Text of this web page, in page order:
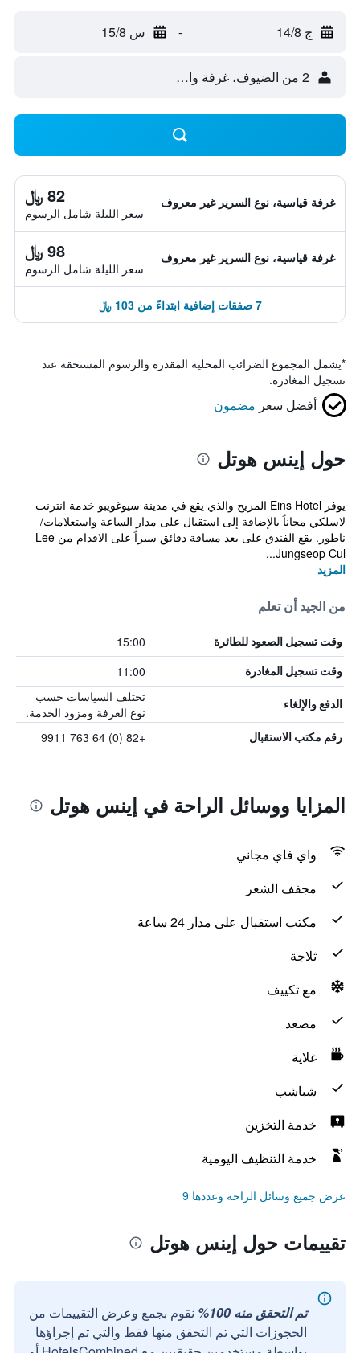
ج 14/8 - س 15/8
2 من الضيوف، غرفة واحدة
غرفة قياسية، نوع السرير غير معروف 82 ﷼
سعر الليلة شامل الرسوم
غرفة قياسية، نوع السرير غير معروف 98 ﷼
سعر الليلة شامل الرسوم
7 صفقات إضافية ابتداءً من 103 ﷼
*يشمل المجموع الضرائب المحلية المقدرة والرسوم المستحقة عند
تسجيل المغادرة.
أفضل سعر مضمون
حول إينس هوتل
يوفر Eins Hotel المريح والذي يقع في مدينة سيوغويبو خدمة انترنت
لاسلكي مجاناً بالإضافة إلى استقبال على مدار الساعة واستعلامات/
ناطور. يقع الفندق على بعد مسافة دقائق سيراً على الاقدام من Lee
Jungseop Cul...
المزيد
من الجيد أن تعلم
وقت تسجيل الصعود للطائرة 15:00
وقت تسجيل المغادرة 11:00
الدفع والإلغاء
تختلف السياسات حسب
نوع الغرفة ومزود الخدمة.
رقم مكتب الاستقبال +82 (0) 64 763 9911
المزايا ووسائل الراحة في إينس هوتل
واي فاي مجاني
مجفف الشعر
مكتب استقبال على مدار 24 ساعة
ثلاجة
مع تكييف
مصعد
غلاية
شباشب
خدمة التخزين
خدمة التنظيف اليومية
عرض جميع وسائل الراحة وعددها 9
تقييمات حول إينس هوتل
تم التحقق منه 100%
نقوم بجمع وعرض التقييمات من
الحجوزات التي تم التحقق منها فقط والتي تم إجراؤها